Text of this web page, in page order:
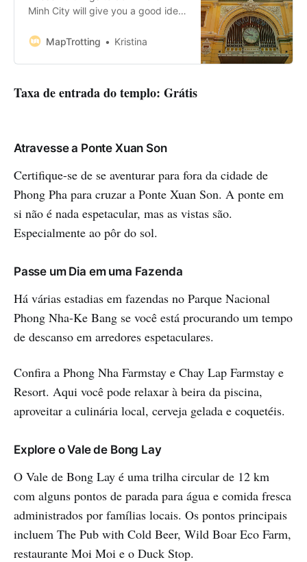
Minh City will give you a good idea
Saigon. On this list, you’ll find a
fun experiences, all of which you
MapTrotting Kristina
Taxa de entrada do templo: Grátis
Atravesse a Ponte Xuan Son
Certifique-se de se aventurar para fora da cidade de
Phong Pha para cruzar a Ponte Xuan Son. A ponte em
si não é nada espetacular, mas as vistas são.
Especialmente ao pôr do sol.
Passe um Dia em uma Fazenda
Há várias estadias em fazendas no Parque Nacional
Phong Nha-Ke Bang se você está procurando um tempo
de descanso em arredores espetaculares.
Confira a Phong Nha Farmstay e Chay Lap Farmstay e
Resort. Aqui você pode relaxar à beira da piscina,
aproveitar a culinária local, cerveja gelada e coquetéis.
Explore o Vale de Bong Lay
O Vale de Bong Lay é uma trilha circular de 12 km
com alguns pontos de parada para água e comida fresca
administrados por famílias locais. Os pontos principais
incluem The Pub with Cold Beer, Wild Boar Eco Farm,
restaurante Moi Moi e o Duck Stop.